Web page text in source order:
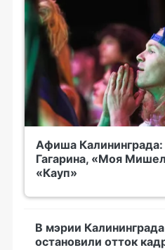
Афиша
Гагарина, «Моя
«Кауп»
В мэрии
остановили отток